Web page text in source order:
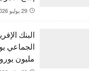
29 يوليو 2026
البنك
مليون